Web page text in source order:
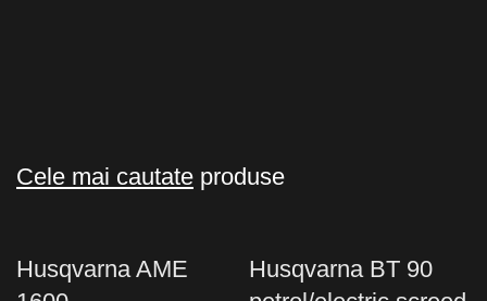
Cele mai cautate produse
Husqvarna AME
Husqvarna BT 90